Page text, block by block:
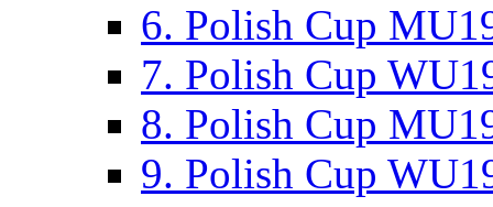
6. Polish Cup
7. Polish Cup
8. Polish Cup
9. Polish Cup